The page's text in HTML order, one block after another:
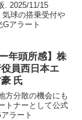
. 2025/11/15
球の搭乗受付や
アラート
年頭所感】株
員西日本エ
氏
方分散の機会にも
トナーとして公式
ラート